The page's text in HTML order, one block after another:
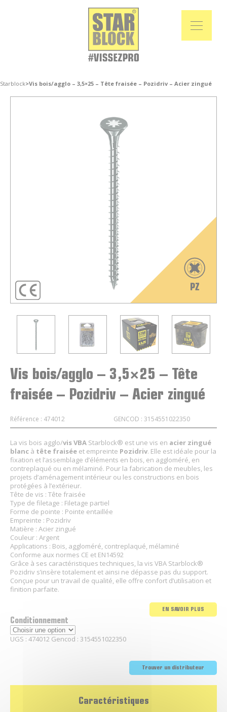
Starblock>Vis bois/agglo – 3,5×25 – Tête fraisée – Pozidriv – Acier zingué
Vis bois/agglo – 3,5×25 – Tête
fraisée – Pozidriv – Acier zingué
Référence : 474012 GENCOD : 3154551022350
La vis bois agglo/vis VBA Starblock® est une vis en acier zingué
blanc à tête fraisée et empreinte Pozidriv. Elle est idéale pour la
fixation et l’assemblage d’éléments en bois, en aggloméré, en
contreplaqué ou en mélaminé. Pour la fabrication de meubles, les
projets d’aménagement intérieur ou les constructions en bois
protégées à l’extérieur.
Tête de vis : Tête fraisée
Type de filetage : Filetage partiel
Forme de pointe : Pointe entaillée
Empreinte : Pozidriv
Matière : Acier zingué
Couleur : Argent
Applications : Bois, aggloméré, contreplaqué, mélaminé
Conforme aux normes CE et EN14592
Grâce à ses caractéristiques techniques, la vis VBA Starblock®
Pozidriv s’insère totalement et ainsi ne dépasse pas du support.
Conçue pour un travail de qualité, elle offre confort d’utilisation et
finition parfaite.
EN SAVOIR PLUS
Conditionnement
UGS : 474012 Gencod : 3154551022350
Trouver un distributeur
Caractéristiques